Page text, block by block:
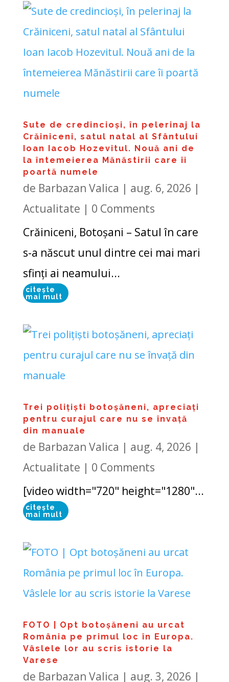
Sute de credincioși, în pelerinaj la
Crăiniceni, satul natal al Sfântului
Ioan Iacob Hozevitul. Nouă ani de
la întemeierea Mănăstirii care îi
poartă numele
de Barbazan Valica | aug. 6, 2026 |
Actualitate | 0 Comments
Crăiniceni, Botoșani – Satul în care
s-a născut unul dintre cei mai mari
sfinți ai neamului...
citește
mai mult
Trei polițiști botoșăneni, apreciați
pentru curajul care nu se învață
din manuale
de Barbazan Valica | aug. 4, 2026 |
Actualitate | 0 Comments
[video width="720" height="1280"...
citește
mai mult
FOTO | Opt botoșăneni au urcat
România pe primul loc în Europa.
Vâslele lor au scris istorie la
Varese
de Barbazan Valica | aug. 3, 2026 |